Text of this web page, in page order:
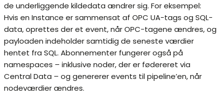
de underliggende kildedata ændrer sig. For eksempel:
Hvis en Instance er sammensat af OPC UA-tags og SQL-
data, oprettes der et event, når OPC-tagene ændres, og
payloaden indeholder samtidig de seneste værdier
hentet fra SQL. Abonnementer fungerer også på
namespaces – inklusive noder, der er fødereret via
Central Data – og genererer events til pipeline’en, når
nodeværdier ændres.